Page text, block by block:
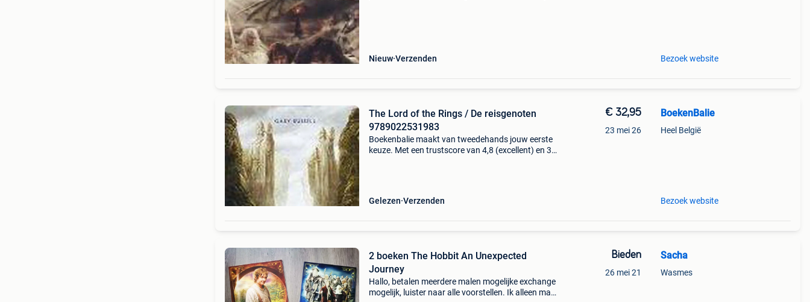
Nieuw Verzenden Bezoek website
The Lord of the Rings / De reisgenoten
9789022531983
Boekenbalie maakt van tweedehands jouw eerste
keuze. Met een trustscore van 4,8 (excellent) en 30
Gelezen Verzenden
€ 32,95
23 mei 26
BoekenBalie
Heel België
Bezoek website
2 boeken The Hobbit An Unexpected
Journey
Hallo, betalen meerdere malen mogelijke exchange
mogelijk, luister naar alle voorstellen. Ik alleen maar
Bieden
26 mei 21
Sacha
Wasmes